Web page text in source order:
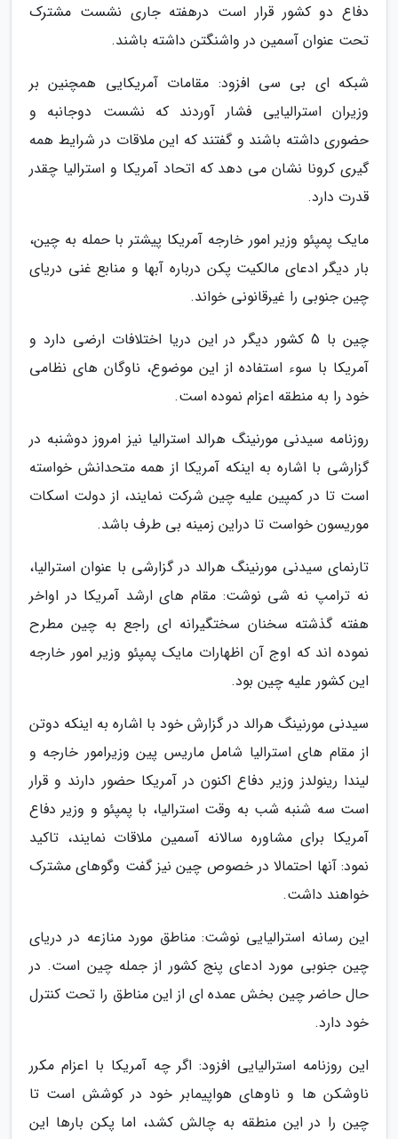
دفاع دو کشور قرار است درهفته جاری نشست مشترک
تحت عنوان آسمین در واشنگتن داشته باشند.
شبکه ای بی سی افزود: مقامات آمریکایی همچنین بر
وزیران استرالیایی فشار آوردند که نشست دوجانبه و
حضوری داشته باشند و گفتند که این ملاقات در شرایط همه
گیری کرونا نشان می دهد که اتحاد آمریکا و استرالیا چقدر
قدرت دارد.
مایک پمپئو وزیر امور خارجه آمریکا پیشتر با حمله به چین،
بار دیگر ادعای مالکیت پکن درباره آبها و منابع غنی دریای
چین جنوبی را غیرقانونی خواند.
چین با 5 کشور دیگر در این دریا اختلافات ارضی دارد و
آمریکا با سوء استفاده از این موضوع، ناوگان های نظامی
خود را به منطقه اعزام نموده است.
روزنامه سیدنی مورنینگ هرالد استرالیا نیز امروز دوشنبه در
گزارشی با اشاره به اینکه آمریکا از همه متحدانش خواسته
است تا در کمپین علیه چین شرکت نمایند، از دولت اسکات
موریسون خواست تا دراین زمینه بی طرف باشد.
تارنمای سیدنی مورنینگ هرالد در گزارشی با عنوان استرالیا،
نه ترامپ نه شی نوشت: مقام های ارشد آمریکا در اواخر
هفته گذشته سخنان سختگیرانه ای راجع به چین مطرح
نموده اند که اوج آن اظهارات مایک پمپئو وزیر امور خارجه
این کشور علیه چین بود.
سیدنی مورنینگ هرالد در گزارش خود با اشاره به اینکه دوتن
از مقام های استرالیا شامل ماریس پین وزیرامور خارجه و
لیندا رینولدز وزیر دفاع اکنون در آمریکا حضور دارند و قرار
است سه شنبه شب به وقت استرالیا، با پمپئو و وزیر دفاع
آمریکا برای مشاوره سالانه آسمین ملاقات نمایند، تاکید
نمود: آنها احتمالا در خصوص چین نیز گفت وگوهای مشترک
خواهند داشت.
این رسانه استرالیایی نوشت: مناطق مورد منازعه در دریای
چین جنوبی مورد ادعای پنج کشور از جمله چین است. در
حال حاضر چین بخش عمده ای از این مناطق را تحت کنترل
خود دارد.
این روزنامه استرالیایی افزود: اگر چه آمریکا با اعزام مکرر
ناوشکن ها و ناوهای هواپیمابر خود در کوشش است تا
چین را در این منطقه به چالش کشد، اما پکن بارها این